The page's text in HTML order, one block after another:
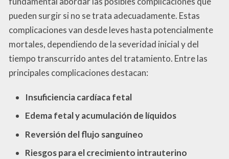
pueden surgir si no se trata adecuadamente. Estas
complicaciones van desde leves hasta potencialmente
mortales, dependiendo de la severidad inicial y del
tiempo transcurrido antes del tratamiento. Entre las
principales complicaciones destacan:
Insuficiencia cardíaca fetal
Edema fetal y acumulación de líquidos
Reversión del flujo sanguíneo
Riesgos para el crecimiento intrauterino